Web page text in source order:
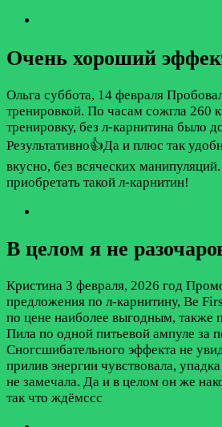
Очень хороший
Ольга суббота, 14 февраля
тренировкой. По часам сожгла 260
тренировку, без л-карнитина было
Результативно👍Да и плюс так
вкусно, без всяческих
приобретать такой л-карнитин!
В целом я не
Кристина 3 февраля, 2026 год
предложения по л-карнитину, Be
по цене наиболее выгодным, также
Пила по одной питьевой ампуле за
Сногсшибательного эффекта не
прилив энергии чувствовала,
не замечала. Да и в целом он же
так что ждёмссс